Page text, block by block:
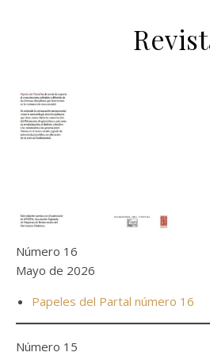
Número 16
Mayo de 2026
Papeles del Partal número 16
Número 15